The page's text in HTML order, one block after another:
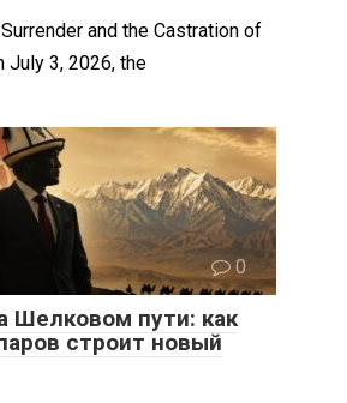
and the Castration of
July 3, 2026, the
0
Шелковом пути: как
строит новый